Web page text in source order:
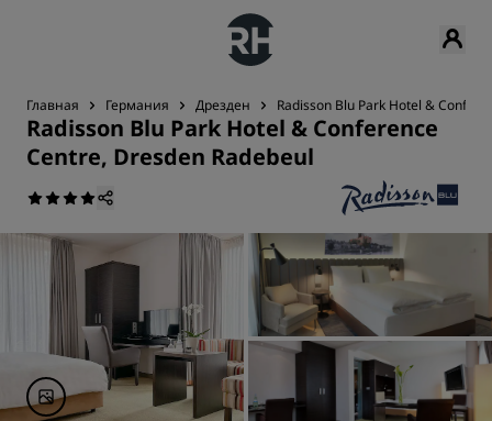
Главная Германия Дрезден Radisson Blu Park Hotel &
Radisson Blu Park Hotel & Conference
Centre, Dresden Radebeul